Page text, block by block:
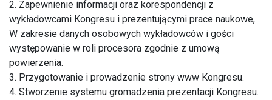
2. Zapewnienie informacji oraz korespondencji z
wykładowcami Kongresu i prezentującymi prace naukowe,
W zakresie danych osobowych wykładowców i gości
występowanie w roli procesora zgodnie z umową
powierzenia.
3. Przygotowanie i prowadzenie strony www Kongresu.
4. Stworzenie systemu gromadzenia prezentacji Kongresu.